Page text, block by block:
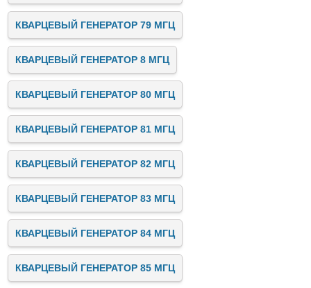
КВАРЦЕВЫЙ ГЕНЕРАТОР 79 МГЦ
КВАРЦЕВЫЙ ГЕНЕРАТОР 8 МГЦ
КВАРЦЕВЫЙ ГЕНЕРАТОР 80 МГЦ
КВАРЦЕВЫЙ ГЕНЕРАТОР 81 МГЦ
КВАРЦЕВЫЙ ГЕНЕРАТОР 82 МГЦ
КВАРЦЕВЫЙ ГЕНЕРАТОР 83 МГЦ
КВАРЦЕВЫЙ ГЕНЕРАТОР 84 МГЦ
КВАРЦЕВЫЙ ГЕНЕРАТОР 85 МГЦ